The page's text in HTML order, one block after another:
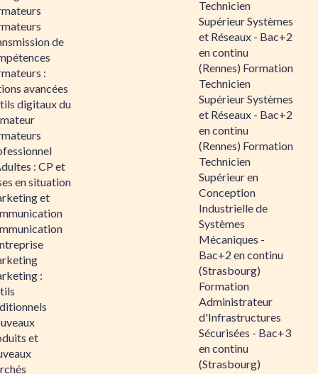
de
:
avancées
digitaux du
: CP et
en situation
et
:
et
Technicien
Supérieur Systèmes
et Réseaux - Bac+2
en continu
(Rennes) Formation
Technicien
Supérieur Systèmes
et Réseaux - Bac+2
en continu
(Rennes) Formation
Technicien
Supérieur en
Conception
Industrielle de
Systèmes
Mécaniques -
Bac+2 en continu
(Strasbourg)
Formation
Administrateur
d'Infrastructures
Sécurisées - Bac+3
en continu
(Strasbourg)